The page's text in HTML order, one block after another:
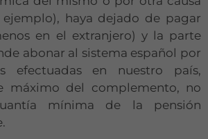
ejemplo), haya dejado de pagar
en el extranjero) y la parte
abonar al sistema español por
efectuadas en nuestro país,
máximo del complemento, no
mínima de la pensión